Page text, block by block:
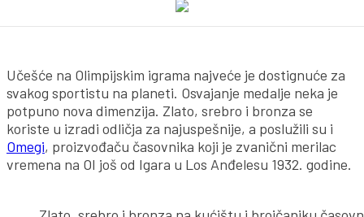
Učešće na Olimpijskim igrama najveće je dostignuće za
svakog sportistu na planeti. Osvajanje medalje neka je
potpuno nova dimenzija. Zlato, srebro i bronza se
koriste u izradi odličja za najuspešnije, a poslužili su i
Omegi, proizvođaču časovnika koji je zvanični merilac
vremena na OI još od Igara u Los Anđelesu 1932. godine.